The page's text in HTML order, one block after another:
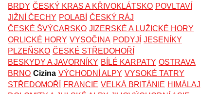
BRDY ČESKÝ KRAS A KŘIVOKLÁTSKO POVLTAVÍ
JIŽNÍ ČECHY POLABÍ ČESKÝ RÁJ
ČESKÉ ŠVÝCARSKO JIZERSKÉ A LUŽICKÉ HORY
ORLICKÉ HORY VYSOČINA PODYJÍ JESENÍKY
PLZEŇSKO ČESKÉ STŘEDOHOŘÍ
BESKYDY A JAVORNÍKY BÍLÉ KARPATY OSTRAVA
BRNO Cizina VÝCHODNÍ ALPY VYSOKÉ TATRY
STŘEDOMOŘÍ
FRANCIE VELKÁ BRITÁNIE HIMÁLAJ